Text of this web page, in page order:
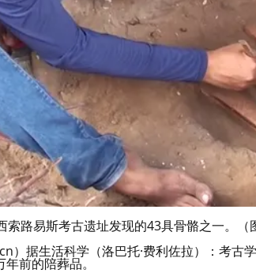
索路易斯考古遗址发现的43具骨骼之一。
）据生活科学（洛巴托·费利佐拉）：考
前的陪葬品。